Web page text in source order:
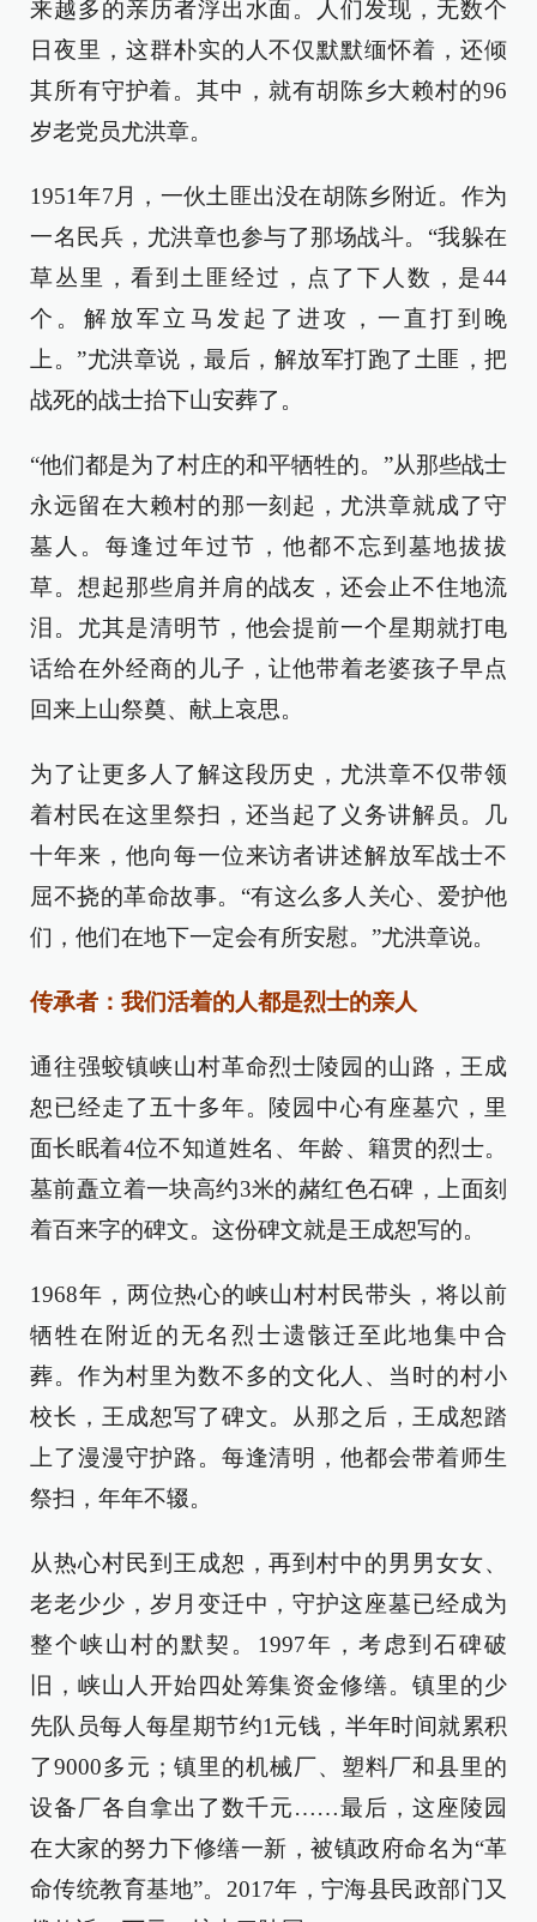
来越多的亲历者浮出水面。人们发现，无数个
日夜里，这群朴实的人不仅默默缅怀着，还倾
其所有守护着。其中，就有胡陈乡大赖村的96
岁老党员尤洪章。
1951年7月，一伙土匪出没在胡陈乡附近。作为
一名民兵，尤洪章也参与了那场战斗。“我躲在
草丛里，看到土匪经过，点了下人数，是44
个。解放军立马发起了进攻，一直打到晚
上。”尤洪章说，最后，解放军打跑了土匪，把
战死的战士抬下山安葬了。
“他们都是为了村庄的和平牺牲的。”从那些战士
永远留在大赖村的那一刻起，尤洪章就成了守
墓人。每逢过年过节，他都不忘到墓地拔拔
草。想起那些肩并肩的战友，还会止不住地流
泪。尤其是清明节，他会提前一个星期就打电
话给在外经商的儿子，让他带着老婆孩子早点
回来上山祭奠、献上哀思。
为了让更多人了解这段历史，尤洪章不仅带领
着村民在这里祭扫，还当起了义务讲解员。几
十年来，他向每一位来访者讲述解放军战士不
屈不挠的革命故事。“有这么多人关心、爱护他
们，他们在地下一定会有所安慰。”尤洪章说。
传承者：我们活着的人都是烈士的亲人
通往强蛟镇峡山村革命烈士陵园的山路，王成
恕已经走了五十多年。陵园中心有座墓穴，里
面长眠着4位不知道姓名、年龄、籍贯的烈士。
墓前矗立着一块高约3米的赭红色石碑，上面刻
着百来字的碑文。这份碑文就是王成恕写的。
1968年，两位热心的峡山村村民带头，将以前
牺牲在附近的无名烈士遗骸迁至此地集中合
葬。作为村里为数不多的文化人、当时的村小
校长，王成恕写了碑文。从那之后，王成恕踏
上了漫漫守护路。每逢清明，他都会带着师生
祭扫，年年不辍。
从热心村民到王成恕，再到村中的男男女女、
老老少少，岁月变迁中，守护这座墓已经成为
整个峡山村的默契。1997年，考虑到石碑破
旧，峡山人开始四处筹集资金修缮。镇里的少
先队员每人每星期节约1元钱，半年时间就累积
了9000多元；镇里的机械厂、塑料厂和县里的
设备厂各自拿出了数千元……最后，这座陵园
在大家的努力下修缮一新，被镇政府命名为“革
命传统教育基地”。2017年，宁海县民政部门又